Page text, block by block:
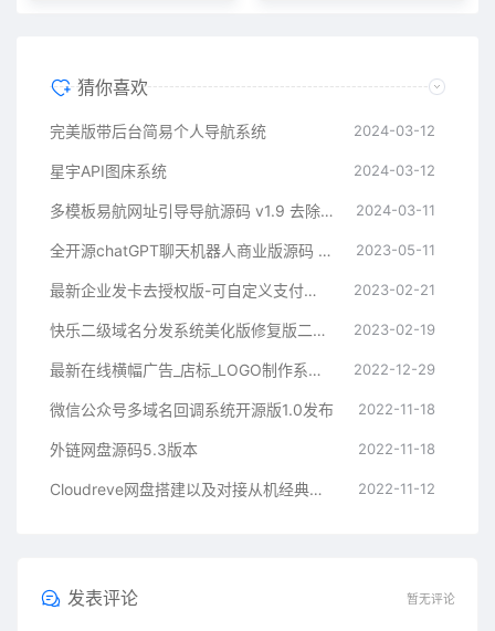
猜你喜欢
完美版带后台简易个人导航系统 2024-03-12
星宇API图床系统 2024-03-12
多模板易航网址引导导航源码 v1.9 去除弹窗等开心版 2024-03-11
全开源chatGPT聊天机器人商业版源码 支持魔改 完全开放源代码 2023-05-11
最新企业发卡去授权版-可自定义支付接口 2023-02-21
快乐二级域名分发系统美化版修复版二开版 2023-02-19
最新在线横幅广告_店标_LOGO制作系统源码本地接口版 2022-12-29
微信公众号多域名回调系统开源版1.0发布 2022-11-18
外链网盘源码5.3版本 2022-11-18
Cloudreve网盘搭建以及对接从机经典教程 2022-11-12
发表评论 暂无评论